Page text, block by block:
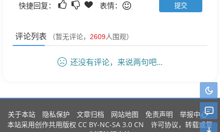
快捷回复： 表情：
评论列表 （暂无评论， 2609人围观）
还没有评论，来说两句吧...
关于本站 隐私保护 文章归档 网站地图 免责声明 举报中心
本站采用创作共用版权 CC BY-NC-SA 3.0 CN
许可协议，转载或复